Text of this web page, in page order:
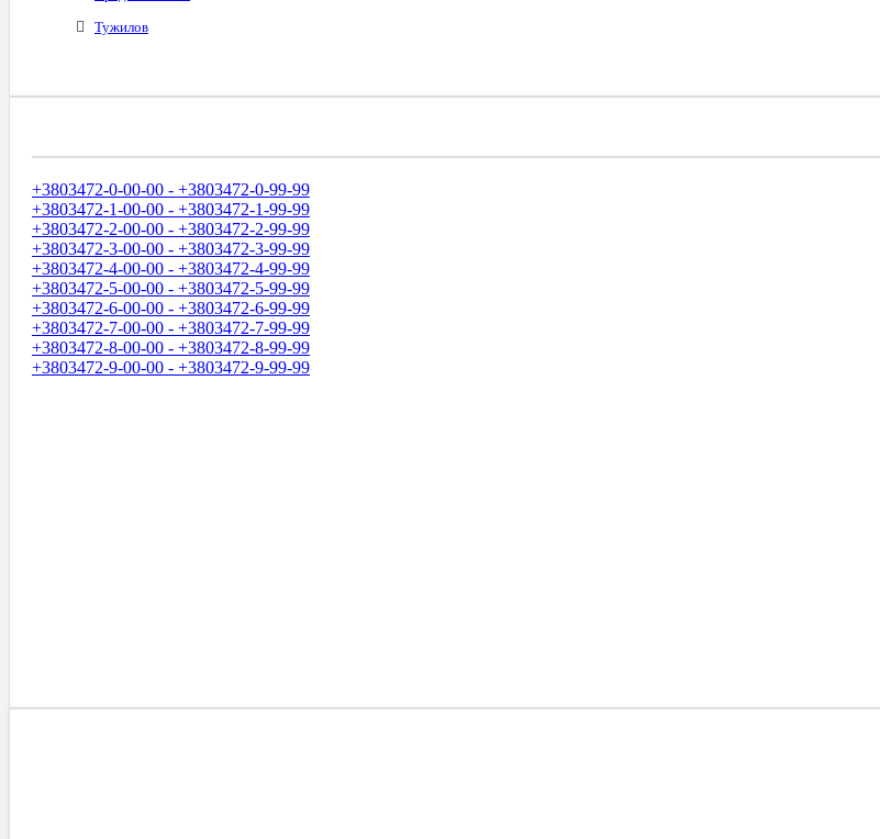
Тужилов
+3803472-0-00-00 - +3803472-0-99-99
+3803472-1-00-00 - +3803472-1-99-99
+3803472-2-00-00 - +3803472-2-99-99
+3803472-3-00-00 - +3803472-3-99-99
+3803472-4-00-00 - +3803472-4-99-99
+3803472-5-00-00 - +3803472-5-99-99
+3803472-6-00-00 - +3803472-6-99-99
+3803472-7-00-00 - +3803472-7-99-99
+3803472-8-00-00 - +3803472-8-99-99
+3803472-9-00-00 - +3803472-9-99-99